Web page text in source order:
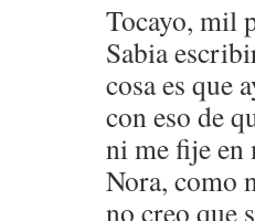
Tocayo, mil
Sabia
cosa es que
con eso de
ni me fije
Nora, como
no creo que